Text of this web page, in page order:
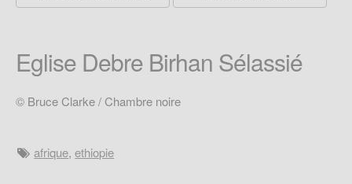
Eglise Debre Birhan Sélassié
© Bruce Clarke / Chambre noire
afrique,ethiopie